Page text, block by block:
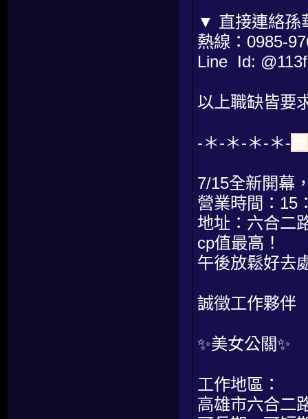
▼ 直接連絡孫
熱線：0985-
Line Id:
以上職缺皆要
-＊-＊-＊-＊-
7/15全新開幕
營業時間：15
地址：六合二
cp值最高！
午後放鬆好去
誠徵工作夥伴
✨美女公關✨
工作地區：
高雄市六合二